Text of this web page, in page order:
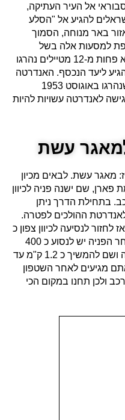
אל העיר העתיקה,
להגיע אל "הסלע
באר מנוחה, הסמוך
למסעות אלה בשל
קרבתו היחסית לפטרה. לצערנו, לא פחות מ-12 מטיילים נהרגו
ליעד הנכסף. האנדרטה
במקום מנציחה חמישה מטיילים שנהרגו באוגוסט 1953
לאנדרטה עשויות להיות
עשת
מאגר עשת. לבאים מכיון
פארן, שם ישנה פניה לכיוון
בתחילת הדרך ניתן
ההולכים לפטרה.
לנסיעה לכיוון צפון כ
6.2 ק"מ בשל קו הפרדה רציף. לאחר הפניה יש לנסוע כ 400
מטרים עם הכבש ומיד לפנות ימינה ושם להמשיך כ 1.2 ק"מ עד
מגיעים לאחר השטפון
ולכן תחנו במקום הכי